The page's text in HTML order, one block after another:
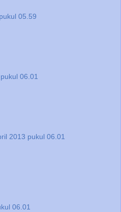
05.59
06.01
2013 pukul 06.01
06.01